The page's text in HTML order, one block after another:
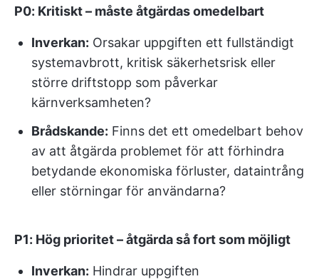
P0: Kritiskt – måste åtgärdas omedelbart
Inverkan: Orsakar uppgiften ett fullständigt
systemavbrott, kritisk säkerhetsrisk eller
större driftstopp som påverkar
kärnverksamheten?
Brådskande: Finns det ett omedelbart behov
av att åtgärda problemet för att förhindra
betydande ekonomiska förluster, dataintrång
eller störningar för användarna?
P1: Hög prioritet – åtgärda så fort som möjligt
Inverkan: Hindrar uppgiften